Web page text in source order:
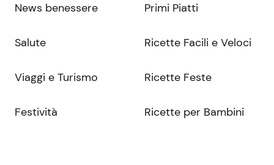
News benessere
Salute
Viaggi e Turismo
Festività
Primi Piatti
Ricette Facili e Veloci
Ricette Feste
Ricette per Bambini